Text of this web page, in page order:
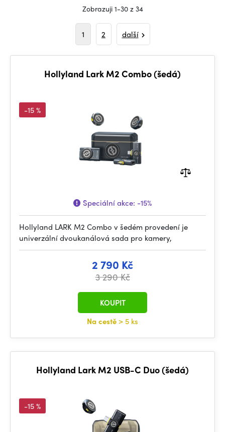
Zobrazuji 1-30 z 34
1 2 další
Hollyland Lark M2 Combo (šedá)
-15 %
Speciální akce: -15%
Hollyland LARK M2 Combo v šedém provedení je
univerzální dvoukanálová sada pro kamery,
2 790 Kč
3 290 Kč
Na cestě > 5 ks
KOUPIT
Hollyland Lark M2 USB-C Duo (šedá)
-15 %